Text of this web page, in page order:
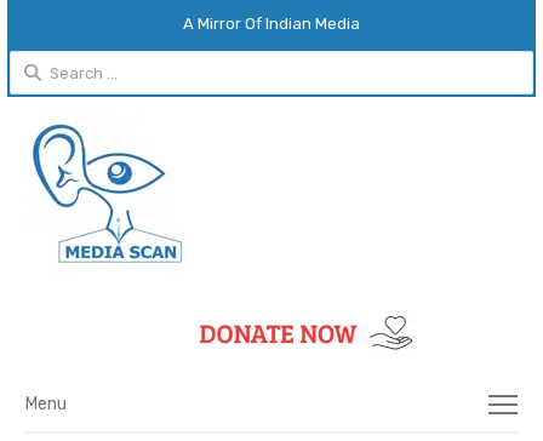
A Mirror Of Indian Media
Search
for:
Menu
Menu